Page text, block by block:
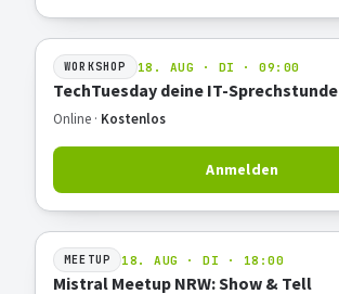
WORKSHOP 18. AUG · DI · 09:00
TechTuesday deine IT-Sprechstunde
Online · Kostenlos
Anmelden
MEETUP 18. AUG · DI · 18:00
Mistral Meetup NRW: Show & Tell